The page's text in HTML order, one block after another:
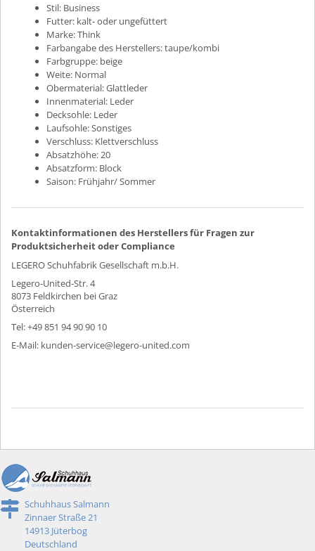
Stil: Business
Futter: kalt- oder ungefüttert
Marke:Think
Farbangabe des Herstellers:taupe/kombi
Farbgruppe: beige
Weite: Normal
Obermaterial:Glattleder
Innenmaterial: Leder
Decksohle: Leder
Laufsohle:Sonstiges
Verschluss: Klettverschluss
Absatzhöhe: 20
Absatzform: Block
Saison: Frühjahr/ Sommer
Kontaktinformationen des Herstellers für Fragen zur
Produktsicherheit oder Compliance
LEGERO Schuhfabrik Gesellschaft m.b.H.
Legero-United-Str. 4
8073 Feldkirchen bei Graz
Österreich
Tel: +49 851 94 90 90 10
E-Mail: kunden-service@legero-united.com
Schuhhaus Salmann
Zinnaer Straße 21
14913 Jüterbog
Deutschland